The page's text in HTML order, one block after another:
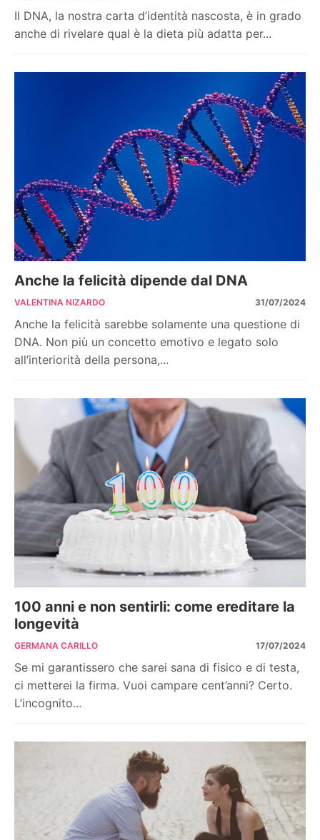
Il DNA, la nostra carta d’identità nascosta, è in grado
anche di rivelare qual è la dieta più adatta per...
Anche la felicità dipende dal DNA
VALENTINA NIZARDO 31/07/2024
Anche la felicità sarebbe solamente una questione di
DNA. Non più un concetto emotivo e legato solo
all’interiorità della persona,...
100 anni e non sentirli: come ereditare la
longevità
GERMANA CARILLO 17/07/2024
Se mi garantissero che sarei sana di fisico e di testa,
ci metterei la firma. Vuoi campare cent’anni? Certo.
L’incognito...